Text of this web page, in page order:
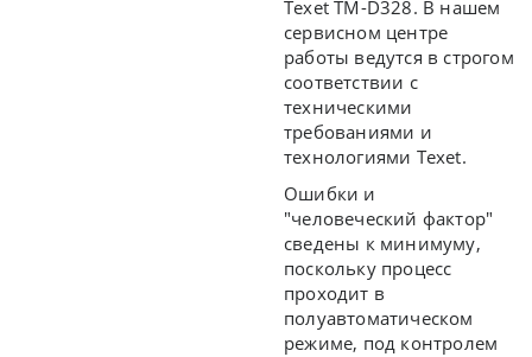
Texet TM-D328. В нашем
сервисном центре
работы ведутся в строгом
соответствии с
техническими
требованиями и
технологиями Texet.
Ошибки и
"человеческий фактор"
сведены к минимуму,
поскольку процесс
проходит в
полуавтоматическом
режиме, под контролем